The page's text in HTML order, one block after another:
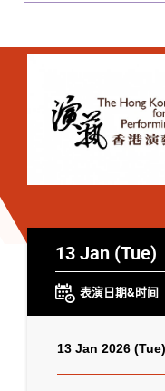
13 Jan (Tue)
表演日期&时间
13 Jan 2026